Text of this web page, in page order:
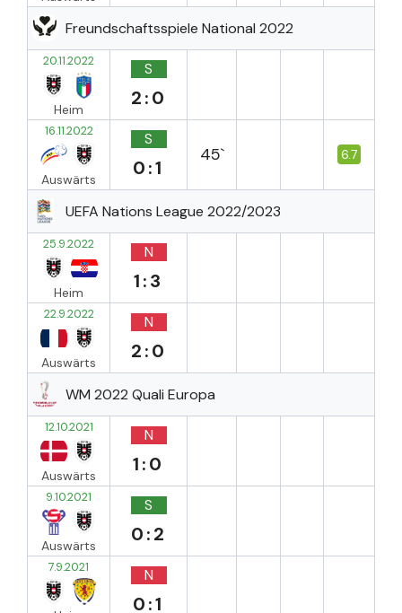
Freundschaftsspiele National 2022
20.11.2022
Heim
S
2:0
16.11.2022
Auswärts
S
0:1
45` 6.7
UEFA Nations League 2022/2023
25.9.2022
Heim
N
1:3
22.9.2022
Auswärts
N
2:0
WM 2022 Quali Europa
12.10.2021
Auswärts
N
1:0
9.10.2021
Auswärts
S
0:2
7.9.2021 N
0:1